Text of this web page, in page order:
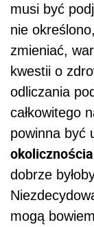
musi być
nie
zmieniać,
kwestii o
odliczania
całkowitego
powinna być
dobrze
mogą